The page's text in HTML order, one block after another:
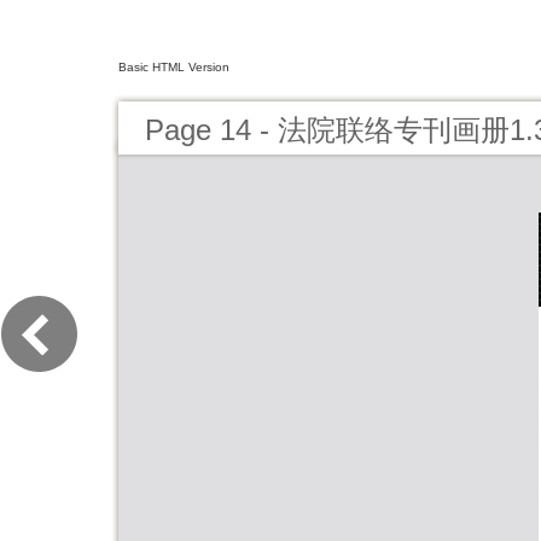
Basic HTML Version
Page 14 - 法院联络专刊画册